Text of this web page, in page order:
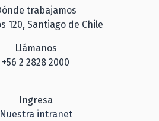
trabajamos
120, Santiago de Chile
Llámanos
+56 2 2828 2000
Ingresa
Nuestra intranet